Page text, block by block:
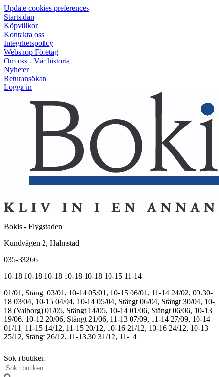
Update cookies preferences
Startsidan
Köpvillkor
Kontakta oss
Integritetspolicy
Webshop Företag
Om oss - Vår historia
Nyheter
Returansökan
Logga in
Bokis - Flygstaden
Kundvägen 2, Halmstad
035-33266
10-18 10-18 10-18 10-18 10-18 10-15 11-14
01/01, Stängt 03/01, 10-14 05/01, 10-15 06/01, 11-14 24/02, 09.30-
18 03/04, 10-15 04/04, 10-14 05/04, Stängt 06/04, Stängt 30/04, 10-
18 (Valborg) 01/05, Stängt 14/05, 10-14 01/06, Stängt 06/06, 10-13
19/06, 10-12 20/06, Stängt 21/06, 11-13 07/09, 11-14 27/09, 10-14
01/11, 11-15 14/12, 11-15 20/12, 10-16 21/12, 10-16 24/12, 10-13
25/12, Stängt 26/12, 11-13.30 31/12, 11-14
Sök i butiken